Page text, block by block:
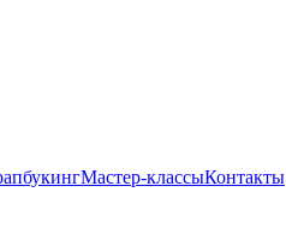
Мастер-классыКонтакты